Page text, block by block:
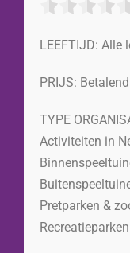
LEEFTIJD: Alle
PRIJS: Betalend
TYPE
Activiteiten in
Pretparken &